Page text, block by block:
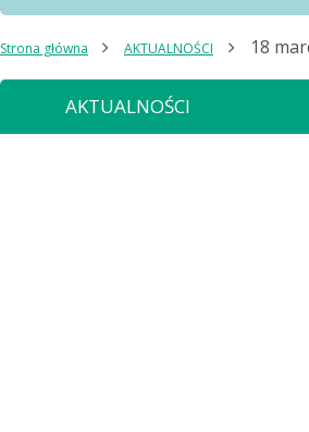
Strona główna AKTUALNOŚCI 18
AKTUALNOŚCI